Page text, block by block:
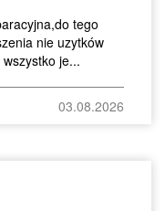
tego
nie uzytków
je...
03.08.2026